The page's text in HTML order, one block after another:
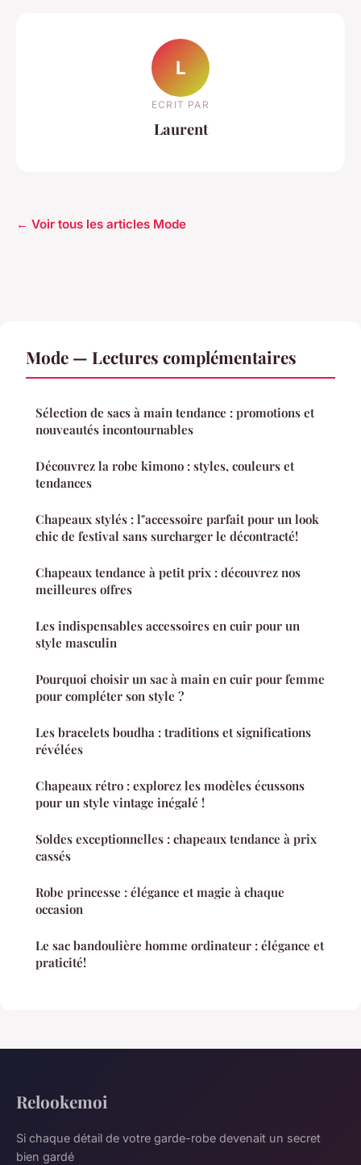
L
ECRIT PAR
Laurent
← Voir tous les articles Mode
Mode — Lectures complémentaires
Sélection de sacs à main tendance : promotions et
nouveautés incontournables
Découvrez la robe kimono : styles, couleurs et
tendances
Chapeaux stylés : l"accessoire parfait pour un look
chic de festival sans surcharger le décontracté!
Chapeaux tendance à petit prix : découvrez nos
meilleures offres
Les indispensables accessoires en cuir pour un
style masculin
Pourquoi choisir un sac à main en cuir pour femme
pour compléter son style ?
Les bracelets boudha : traditions et significations
révélées
Chapeaux rétro : explorez les modèles écussons
pour un style vintage inégalé !
Soldes exceptionnelles : chapeaux tendance à prix
cassés
Robe princesse : élégance et magie à chaque
occasion
Le sac bandoulière homme ordinateur : élégance et
praticité!
Relookemoi
Si chaque détail de votre garde-robe devenait un secret
bien gardé